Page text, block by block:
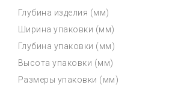
Глубина изделия (мм)
Ширина упаковки (мм)
Глубина упаковки (мм)
Высота упаковки (мм)
Размеры упаковки (мм)